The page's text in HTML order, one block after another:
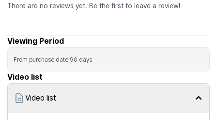
Viewing Period
From purchase date 90 days
Video list
Video list
There are no reviews yet. Be the first to leave a review!